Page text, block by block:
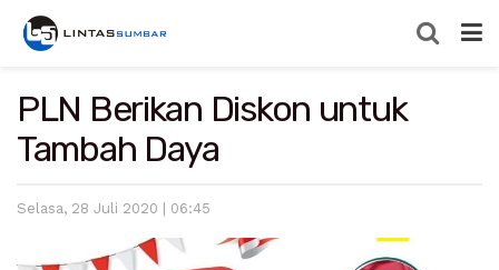
PLN Berikan Diskon untuk
Tambah Daya
Selasa, 28 Juli 2020 | 06:45